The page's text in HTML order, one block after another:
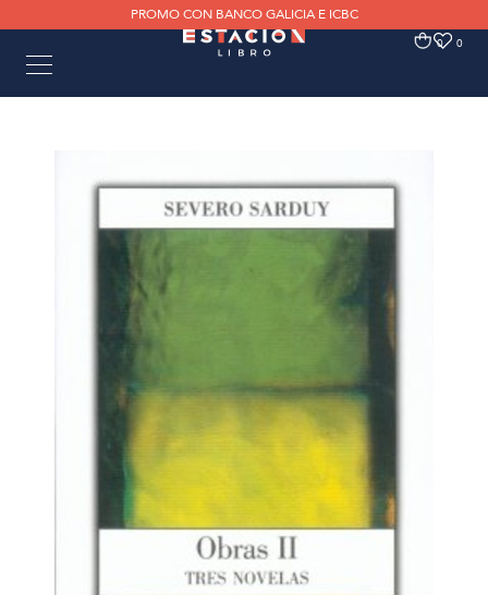
PROMO CON BANCO GALICIA E ICBC
0 0